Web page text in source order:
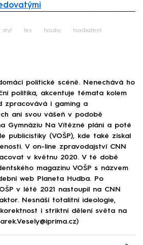
les houby houbaření
politické scéně. Nenechává ho
politika, akcentuje témata kolem
zpracovává i gaming a
ani svou vášeň v podobě
Gymnáziu Na Vítězné pláni a poté
publicistiky (VOŠP), kde také získal
V on-line zpravodajství CNN
v květnu 2020. V té době
magazínu VOŠP s názvem
web Planeta Hudba. Po
v létě 2021 nastoupil na CNN
Nesnáší totalitní ideologie,
i striktní dělení světa na